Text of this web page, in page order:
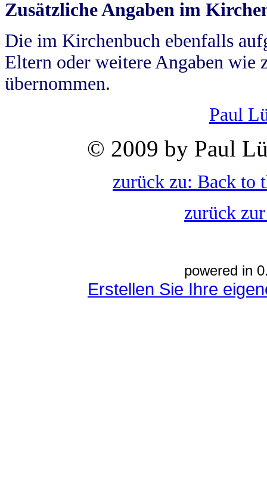
Zusätzliche Angaben im
Die im Kirchenbuch ebenfalls
Eltern oder weitere Angaben wie
übernommen.
Paul
© 2009 by Paul
zurück zu: Back to
zurück
powered in
Erstellen Sie Ihre